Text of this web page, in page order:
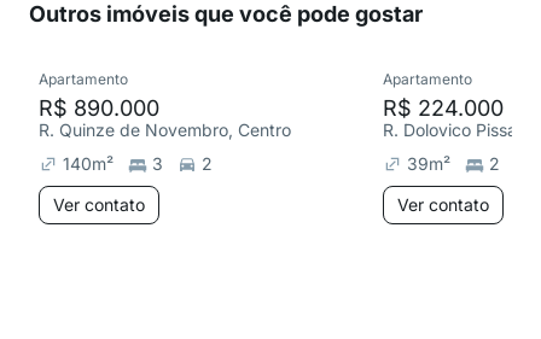
Outros imóveis que você pode gostar
Apartamento
R$ 890.000
R. Quinze de Novembro, Centro
140m² 3
2
Ver contato
Apartamento
R$ 224.000
R. Dolovico
39m² 2
Ver contato